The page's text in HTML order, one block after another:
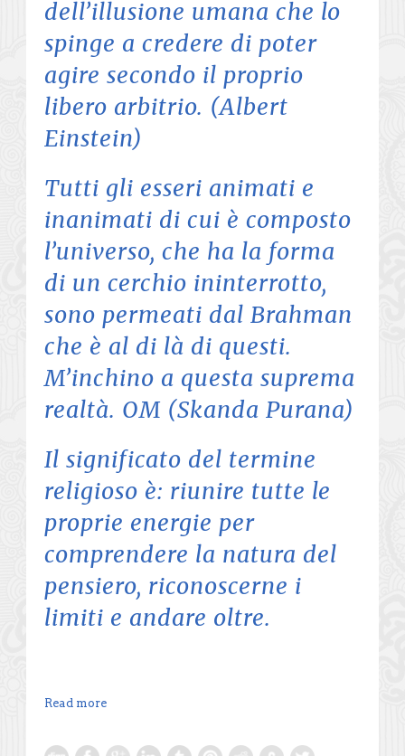
dell’illusione umana che lo
spinge a credere di poter
agire secondo il proprio
libero arbitrio. (Albert
Einstein)
Tutti gli esseri animati e
inanimati di cui è composto
l’universo, che ha la forma
di un cerchio ininterrotto,
sono permeati dal Brahman
che è al di là di questi.
M’inchino a questa suprema
realtà. OM (Skanda Purana)
Il significato del termine
religioso è: riunire tutte le
proprie energie per
comprendere la natura del
pensiero, riconoscerne i
limiti e andare oltre.
Read more